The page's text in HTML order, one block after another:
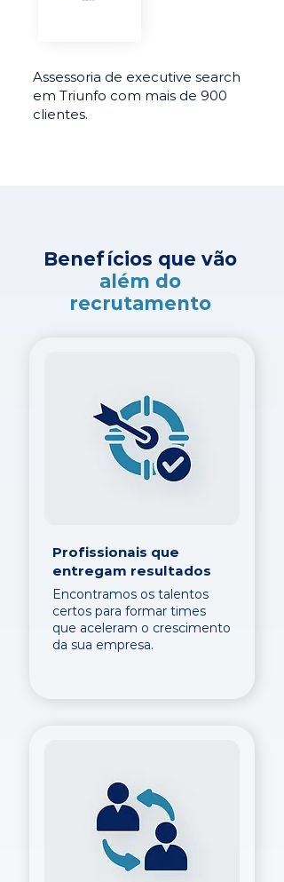
Assessoria de executive search
em Triunfo com mais de 900
clientes.
Benefícios que vão
além do
recrutamento
Profissionais que
entregam resultados
Encontramos os talentos
certos para formar times
que aceleram o crescimento
da sua empresa.